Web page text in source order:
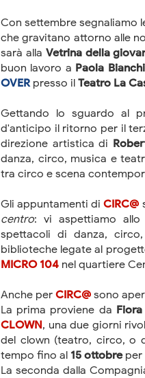
Con settembre segnaliamo
che gravitano attorno alle
sarà alla Vetrina della
buon lavoro a Paola Bianchi
OVERpresso il Teatro La
Gettando lo sguardo al
d'anticipo il ritorno per il
direzione artistica di
danza, circo, musica e
tra circo e scena
Gli appuntamenti diCIRC@
centro: vi aspettiamo
spettacoli di danza,
biblioteche legate al
MICRO 104 nel quartiere
Anche per CIRC@ sono
La prima proviene da
CLOWN, una due giorni
del clown (teatro, circo, o
tempo fino al 15 ottobreper
La seconda dalla